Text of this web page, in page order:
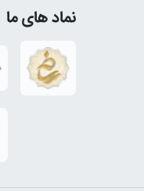
نماد های ما